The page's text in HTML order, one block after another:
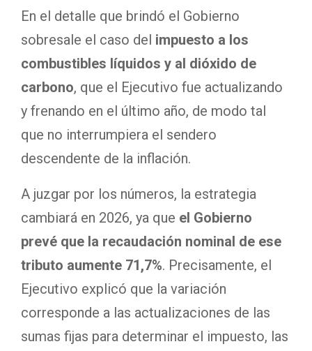
En el detalle que brindó el Gobierno
sobresale el caso del impuesto a los
combustibles líquidos y al dióxido de
carbono, que el Ejecutivo fue actualizando
y frenando en el último año, de modo tal
que no interrumpiera el sendero
descendente de la inflación.
A juzgar por los números, la estrategia
cambiará en 2026, ya que el Gobierno
prevé que la recaudación nominal de ese
tributo aumente 71,7%. Precisamente, el
Ejecutivo explicó que la variación
corresponde a las actualizaciones de las
sumas fijas para determinar el impuesto, las